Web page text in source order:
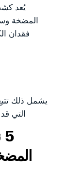
يُعد
المضخة
فقدان
يشمل ذلك
التي